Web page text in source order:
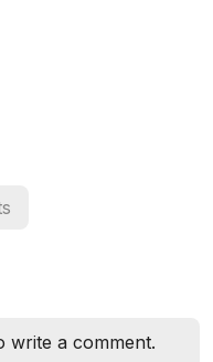
write a comment.